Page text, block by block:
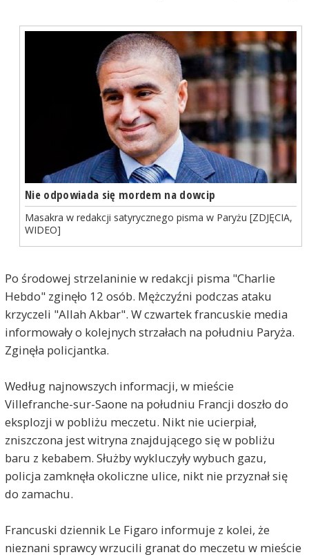
Nie odpowiada się mordem na dowcip
Masakra w redakcji satyrycznego pisma w Paryżu [ZDJĘCIA,
WIDEO]
Po środowej strzelaninie w redakcji pisma "Charlie
Hebdo" zginęło 12 osób. Mężczyźni podczas ataku
krzyczeli "Allah Akbar". W czwartek francuskie media
informowały o kolejnych strzałach na południu Paryża.
Zginęła policjantka.
Według najnowszych informacji, w mieście
Villefranche-sur-Saone na południu Francji doszło do
eksplozji w pobliżu meczetu. Nikt nie ucierpiał,
zniszczona jest witryna znajdującego się w pobliżu
baru z kebabem. Służby wykluczyły wybuch gazu,
policja zamknęła okoliczne ulice, nikt nie przyznał się
do zamachu.
Francuski dziennik Le Figaro informuje z kolei, że
nieznani sprawcy wrzucili granat do meczetu w mieście